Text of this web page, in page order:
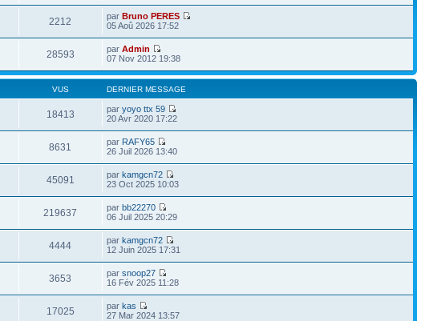
2212 parBruno PERES
05 Aoû 2026 17:52
28593 parAdmin
07 Nov 2012 19:38
VUS DERNIER MESSAGE
18413 paryoyo ttx 59
20 Avr 2020 17:22
8631 par RAFY65
26 Juil 2026 13:40
45091 parkamgcn72
23 Oct 2025 10:03
219637 parbb22270
06 Juil 2025 20:29
4444 parkamgcn72
12 Juin 2025 17:31
3653 parsnoop27
16 Fév 2025 11:28
17025 parkas
27 Mar 2024 13:57